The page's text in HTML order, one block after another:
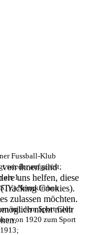
von ihnen sind
uns helfen, diese
Cookies).
zulassen möchten.
nicht mehr
Fussball-Klub
wieder aufgelöst;
als 1.
V.) Neunkirchen
mit dem Sport Club
von 1920 zum Sport